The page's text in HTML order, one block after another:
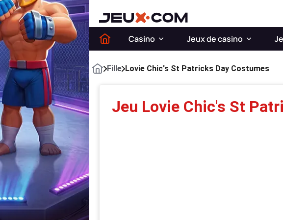
Casino Jeux de casino
Fille Lovie Chic's St Patricks Day Costumes
Jeu Lovie Chic's St